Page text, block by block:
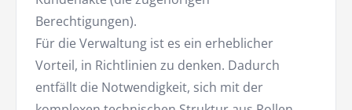
Berechtigungen).
Für die Verwaltung ist es ein erheblicher
Vorteil, in Richtlinien zu denken. Dadurch
entfällt die Notwendigkeit, sich mit der